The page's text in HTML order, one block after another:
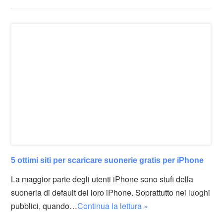
5 ottimi siti per scaricare suonerie gratis per iPhone
La maggior parte degli utenti iPhone sono stufi della
suoneria di default del loro iPhone. Soprattutto nei luoghi
pubblici, quando…Continua la lettura »